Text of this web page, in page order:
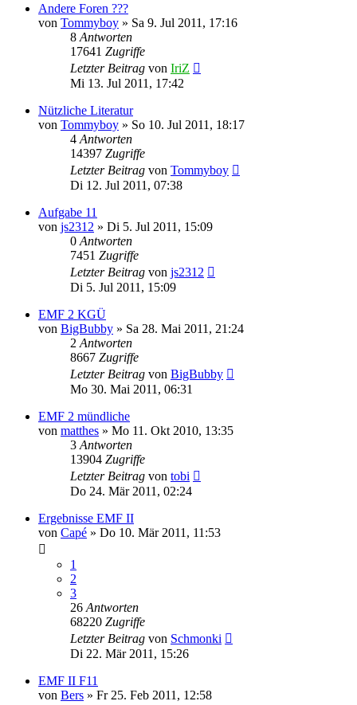
Andere Foren ???
von Tommyboy » Sa 9. Jul 2011, 17:16
8 Antworten
17641 Zugriffe
Letzter Beitrag von IriZ
Mi 13. Jul 2011, 17:42
Nützliche Literatur
von Tommyboy » So 10. Jul 2011, 18:17
4 Antworten
14397 Zugriffe
Letzter Beitrag von Tommyboy
Di 12. Jul 2011, 07:38
Aufgabe 11
von js2312 » Di 5. Jul 2011, 15:09
0 Antworten
7451 Zugriffe
Letzter Beitrag von js2312
Di 5. Jul 2011, 15:09
EMF 2 KGÜ
von BigBubby » Sa 28. Mai 2011, 21:24
2 Antworten
8667 Zugriffe
Letzter Beitrag von BigBubby
Mo 30. Mai 2011, 06:31
EMF 2 mündliche
von matthes » Mo 11. Okt 2010, 13:35
3 Antworten
13904 Zugriffe
Letzter Beitrag von tobi
Do 24. Mär 2011, 02:24
Ergebnisse EMF II
von Capé » Do 10. Mär 2011, 11:53
1
2
3
26 Antworten
68220 Zugriffe
Letzter Beitrag von Schmonki
Di 22. Mär 2011, 15:26
EMF II F11
von Bers » Fr 25. Feb 2011, 12:58